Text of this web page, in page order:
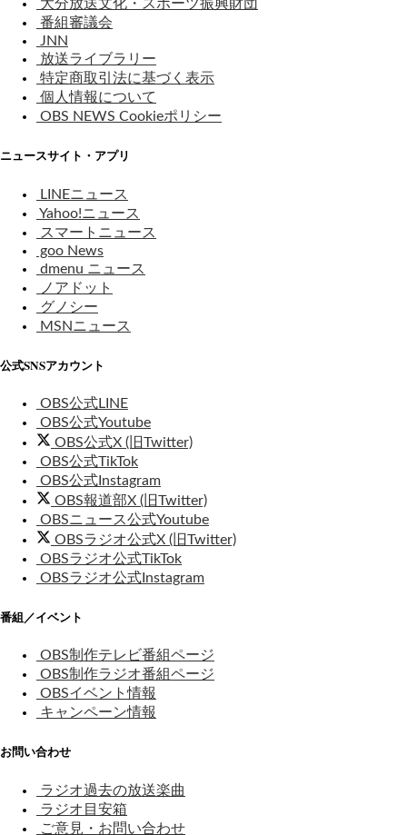
大分放送文化・スポーツ振興財団
番組審議会
JNN
放送ライブラリー
特定商取引法に基づく表示
個人情報について
OBS NEWS Cookieポリシー
ニュースサイト・アプリ
LINEニュース
Yahoo!ニュース
スマートニュース
goo News
dmenu ニュース
ノアドット
グノシー
MSNニュース
公式SNSアカウント
OBS公式LINE
OBS公式Youtube
OBS公式X (旧Twitter)
OBS公式TikTok
OBS公式Instagram
OBS報道部X (旧Twitter)
OBSニュース公式Youtube
OBSラジオ公式X (旧Twitter)
OBSラジオ公式TikTok
OBSラジオ公式Instagram
番組／イベント
OBS制作テレビ番組ページ
OBS制作ラジオ番組ページ
OBSイベント情報
キャンペーン情報
お問い合わせ
ラジオ過去の放送楽曲
ラジオ目安箱
ご意見・お問い合わせ